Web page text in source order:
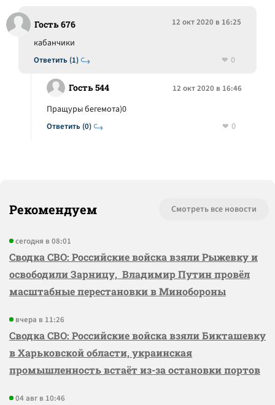
Гость 676 12 окт 2020 в 16:25
Ответить (1)
кабанчики
0
Гость 544 12 окт 2020 в 16:46
Ответить (0)
Пращуры бегемота)0
0
Рекомендуем Смотреть все новости
сегодня в 08:01
Сводка СВО: Российские войска взяли Рыжевку и
освободили Зарницу, Владимир Путин провёл
масштабные перестановки в Минобороны
вчера в 11:26
Сводка СВО: Российские войска взяли Бикташевку
в Харьковской области, украинская
промышленность встаёт из-за остановки портов
04 авг в 10:46